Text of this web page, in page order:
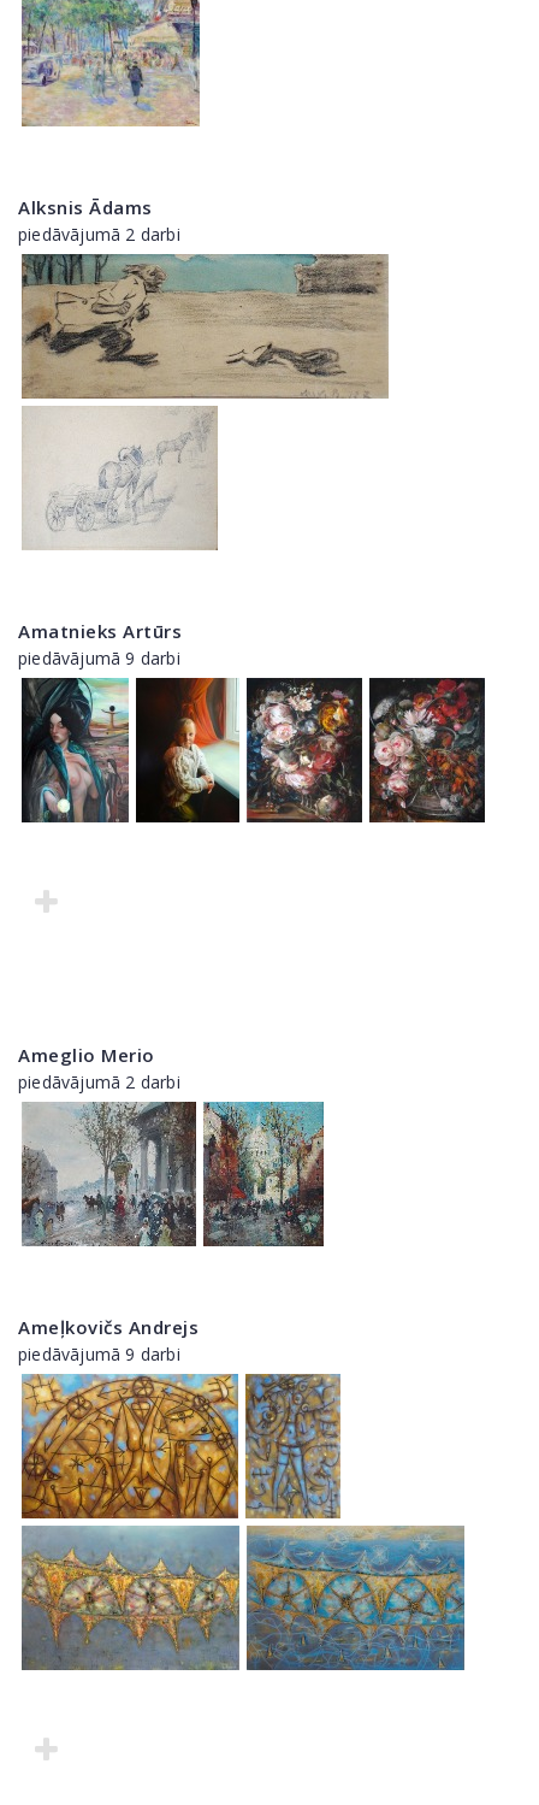
Alksnis Ādams
piedāvājumā 2 darbi
Amatnieks Artūrs
piedāvājumā 9 darbi
Ameglio Merio
piedāvājumā 2 darbi
Ameļkovičs Andrejs
piedāvājumā 9 darbi